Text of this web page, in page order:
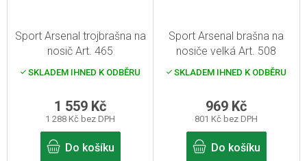
Sport Arsenal trojbrašna na
nosič Art. 465
SKLADEM IHNED K ODBĚRU
1 288 Kč bez DPH
1 559 Kč
Do košíku
Sport Arsenal brašna na
nosiče velká Art. 508
SKLADEM IHNED K ODBĚRU
801 Kč bez DPH
969 Kč
Do košíku